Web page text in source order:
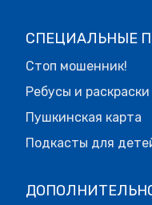
СПЕЦИАЛЬНЫЕ
Стоп мошенник!
Ребусы и раскраски
Пушкинская карта
Подкасты для